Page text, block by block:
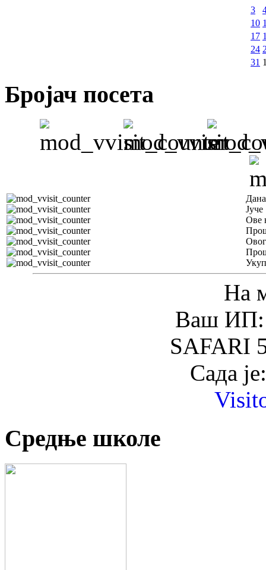
3
10
17
24
31
Бројач посета
Јуче
Ове
На
Ваш ИП:
SAFARI
Сада
Средње школе